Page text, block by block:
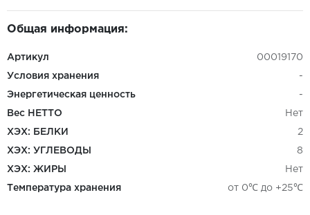
Общая информация:
Артикул 00019170
Условия хранения -
Энергетическая ценность -
Вес НЕТТО Нет
ХЭХ: БЕЛКИ 2
ХЭХ: УГЛЕВОДЫ 8
ХЭХ: ЖИРЫ Нет
Температура хранения от 0℃ до +25℃